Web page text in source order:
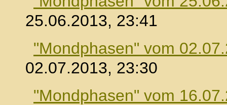
25.06.2013, 23:41
"Mondphasen" vom
02.07.2013, 23:30
"Mondphasen" vom